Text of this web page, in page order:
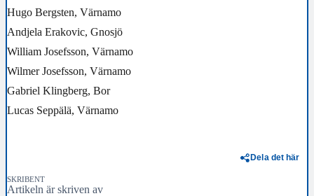
Hugo Bergsten, Värnamo
Andjela Erakovic, Gnosjö
William Josefsson, Värnamo
Wilmer Josefsson, Värnamo
Gabriel Klingberg, Bor
Lucas Seppälä, Värnamo
Dela det här
SKRIBENT
Artikeln är skriven av